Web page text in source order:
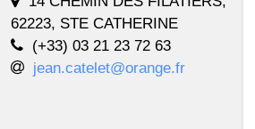
62223, STE CATHERINE
(+33) 03 21 23 72 63
jean.catelet@orange.fr